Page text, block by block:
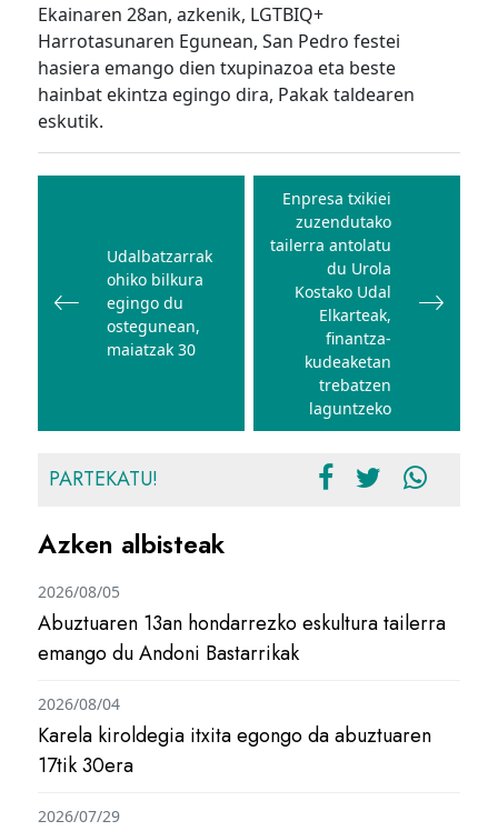
Ekainaren 28an, azkenik, LGTBIQ+
Harrotasunaren Egunean, San Pedro festei
hasiera emango dien txupinazoa eta beste
hainbat ekintza egingo dira, Pakak taldearen
eskutik.
Bidalketetan
Udalbatzarrak
ohiko bilkura
egingo du
ostegunean,
maiatzak 30
Enpresa txikiei
zuzendutako
tailerra antolatu
du Urola
Kostako Udal
Elkarteak,
finantza-
kudeaketan
trebatzen
laguntzeko
PARTEKATU!
Azken albisteak
Abuztuaren 13an hondarrezko eskultura tailerra
emango du Andoni Bastarrikak
2026/08/05
Karela kiroldegia itxita egongo da abuztuaren
17tik 30era
2026/08/04
2026/07/29